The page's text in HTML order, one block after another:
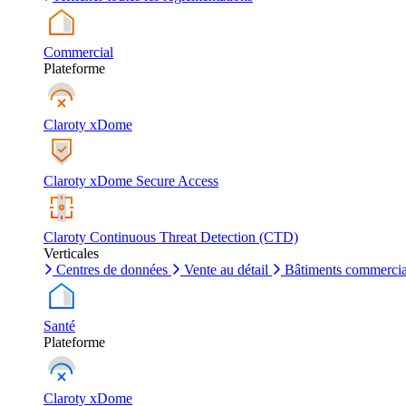
Commercial
Plateforme
Claroty xDome
Claroty xDome Secure Access
Claroty Continuous Threat Detection (CTD)
Verticales
Centres de données
Vente au détail Bâtiments
Santé
Plateforme
Claroty xDome